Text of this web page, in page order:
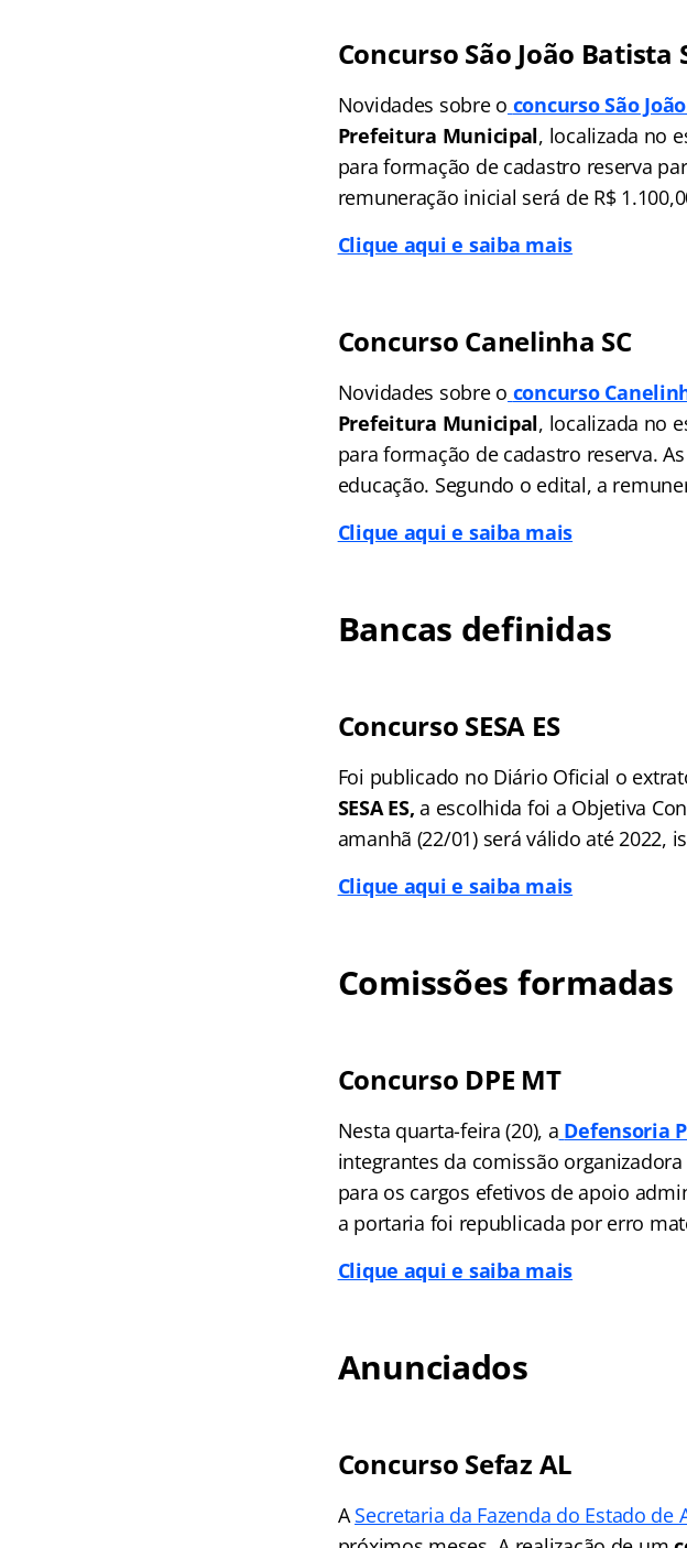
Concurso São João Batista
Novidades sobre o concurso São
Prefeitura Municipal, localizada no
para formação de cadastro reserva
remuneração inicial será de R$
Clique aqui e saiba mais
Concurso Canelinha SC
Novidades sobre o concurso
Prefeitura Municipal, localizada no
para formação de cadastro reserva.
educação. Segundo o edital, a
Clique aqui e saiba mais
Bancas definidas
Concurso SESA ES
Foi publicado no Diário Oficial o
SESA ES, a escolhida foi a Objetiva
amanhã (22/01) será válido até 2022,
Clique aqui e saiba mais
Comissões formadas
Concurso DPE MT
Nesta quarta-feira (20), a Defensoria
integrantes da comissão
para os cargos efetivos de apoio
a portaria foi republicada por erro
Clique aqui e saiba mais
Anunciados
Concurso Sefaz AL
ASecretaria da Fazenda do Estado de